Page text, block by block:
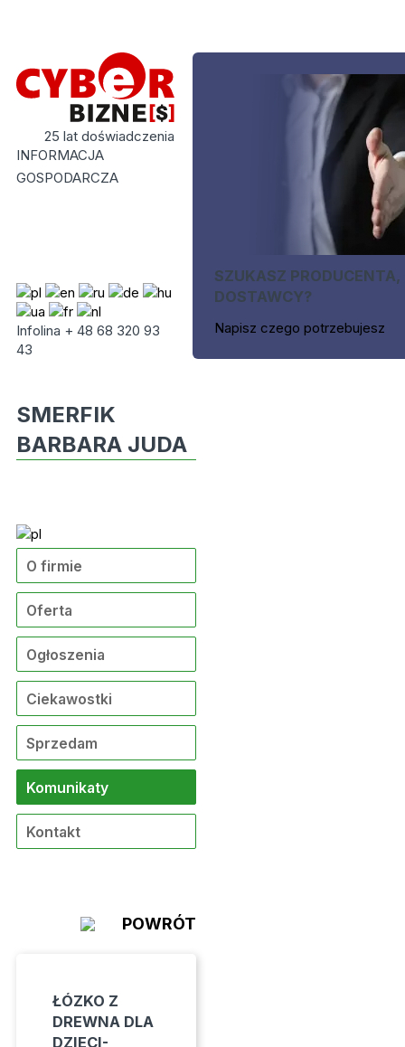
25 lat doświadczenia
INFORMACJA
GOSPODARCZA
Infolina + 48 68 320 93
43
SZUKASZ PRODUCENTA,
DOSTAWCY?
Napisz czego potrzebujesz
SMERFIK
BARBARA JUDA
O firmie
Oferta
Ogłoszenia
Ciekawostki
Sprzedam
Komunikaty
Kontakt
POWRÓT
ŁÓZKO Z
DREWNA DLA
DZIECI-